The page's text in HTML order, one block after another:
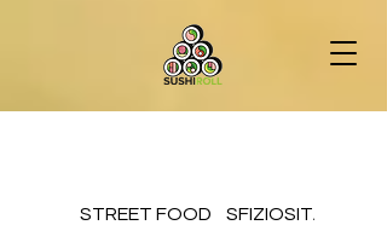
STREET FOOD SFIZIOSITA'